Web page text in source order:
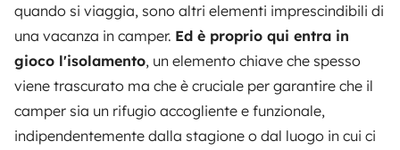
quando si viaggia, sono altri elementi imprescindibili di
una vacanza in camper. Ed è proprio qui entra in
gioco l'isolamento, un elemento chiave che spesso
viene trascurato ma che è cruciale per garantire che il
camper sia un rifugio accogliente e funzionale,
indipendentemente dalla stagione o dal luogo in cui ci